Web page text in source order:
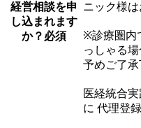
経営相談を申
し込まれます
か？ 必須
ニック様は
※診療圏内
っしゃる
予めご了承
医経統合
に 代理登